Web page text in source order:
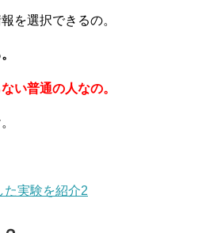
を選択できるの。
い普通の人なの。
た実験を紹介2